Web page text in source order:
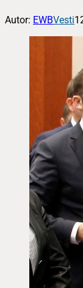
Autor: EWBVesti